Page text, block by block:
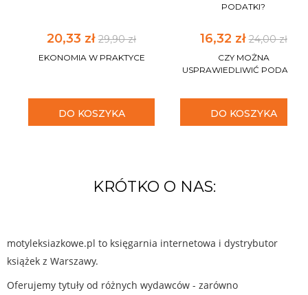
20,33 zł 29,90 zł
EKONOMIA W PRAKTYCE
DO KOSZYKA
PODATKI?
16,32 zł24,00 zł
CZY MOŻNA
USPRAWIEDLIWIĆ PODATKI?
DO KOSZYKA
KRÓTKO O NAS:
motyleksiazkowe.pl to księgarnia internetowa i dystrybutor
książek z Warszawy.
Oferujemy tytuły od różnych wydawców - zarówno